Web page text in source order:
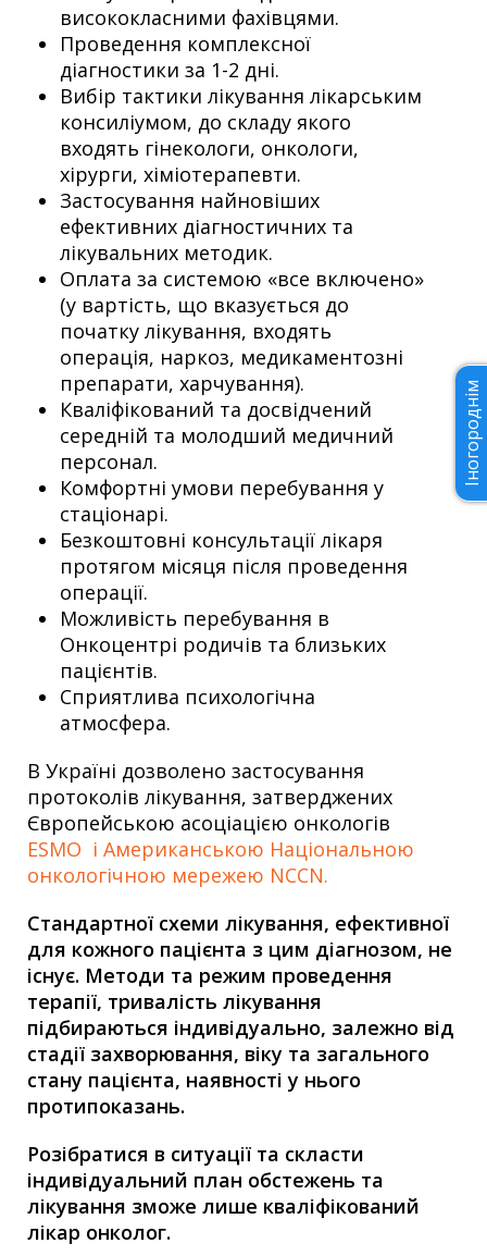
висококласними фахівцями.
Проведення комплексної
діагностики за 1-2 дні.
Вибір тактики лікування лікарським
консиліумом, до складу якого
входять гінекологи, онкологи,
хірурги, хіміотерапевти.
Застосування найновіших
ефективних діагностичних та
лікувальних методик.
Оплата за системою «все включено»
(у вартість, що вказується до
початку лікування, входять
операція, наркоз, медикаментозні
препарати, харчування).
Кваліфікований та досвідчений
середній та молодший медичний
персонал.
Комфортні умови перебування у
стаціонарі.
Безкоштовні консультації лікаря
протягом місяця після проведення
операції.
Можливість перебування в
Онкоцентрі родичів та близьких
пацієнтів.
Сприятлива психологічна
атмосфера.
В Україні дозволено застосування
протоколів лікування, затверджених
Європейською асоціацією онкологів
ESMO і Американською Національною
онкологічною мережею NCCN.
Стандартної схеми лікування, ефективної
для кожного пацієнта з цим діагнозом, не
існує. Методи та режим проведення
терапії, тривалість лікування
підбираються індивідуально, залежно від
стадії захворювання, віку та загального
стану пацієнта, наявності у нього
протипоказань.
Розібратися в ситуації та скласти
індивідуальний план обстежень та
лікування зможе лише кваліфікований
лікар онколог.
Іногороднім